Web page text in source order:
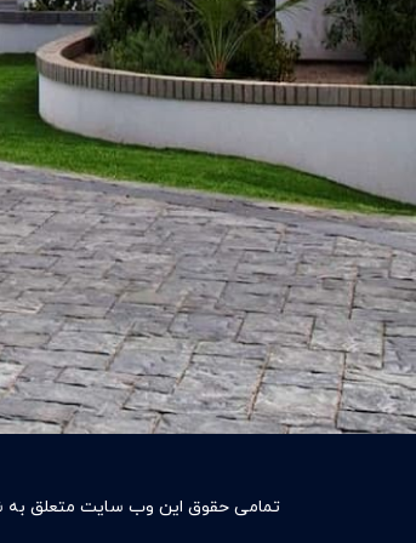
تمامی حقوق این وب سایت متعلق